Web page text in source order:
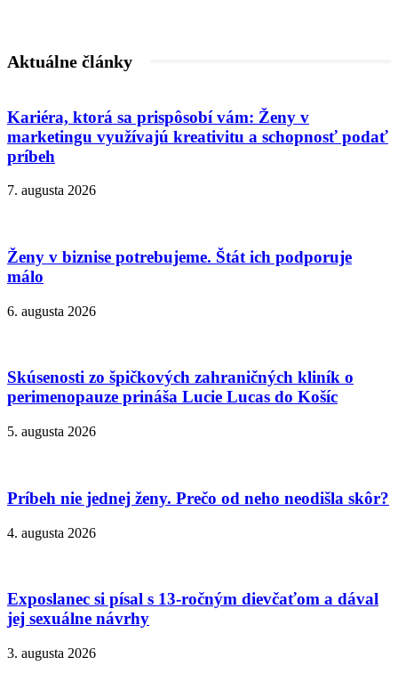
Aktuálne články
Kariéra, ktorá sa prispôsobí vám: Ženy v
marketingu využívajú kreativitu a schopnosť podať
príbeh
7. augusta 2026
Ženy v biznise potrebujeme. Štát ich podporuje
málo
6. augusta 2026
Skúsenosti zo špičkových zahraničných kliník o
perimenopauze prináša Lucie Lucas do Košíc
5. augusta 2026
Príbeh nie jednej ženy. Prečo od neho neodišla skôr?
4. augusta 2026
Exposlanec si písal s 13-ročným dievčaťom a dával
jej sexuálne návrhy
3. augusta 2026